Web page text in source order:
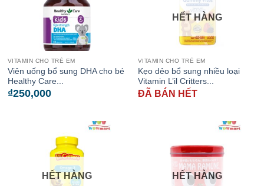
VITAMIN CHO TRẺ EM
Viên uống bổ sung DHA cho bé
Healthy Care...
₫250,000
HẾT HÀNG
VITAMIN CHO TRẺ EM
Kẹo dẻo bổ sung nhiều loại
Vitamin L’il Critters...
ĐÃ BÁN HẾT
HẾT HÀNG HẾT HÀNG